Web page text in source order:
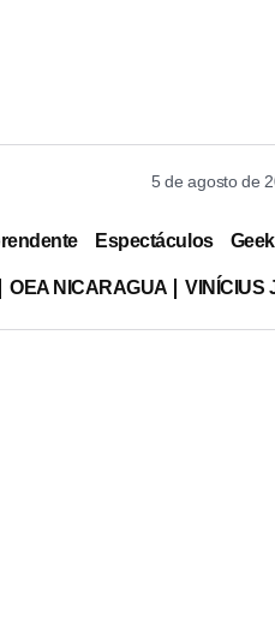
5 de agosto de
Espectáculos Geek
OEA NICARAGUA VINÍCIUS